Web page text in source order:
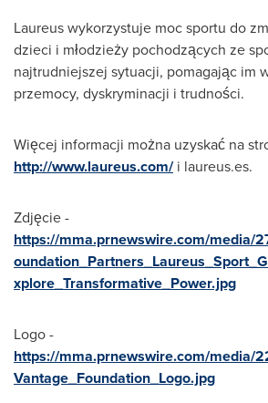
Laureus wykorzystuje moc sportu do
dzieci i młodzieży pochodzących ze
najtrudniejszej sytuacji, pomagając im
przemocy, dyskryminacji i trudności.
Więcej informacji można uzyskać na
http://www.laureus.com/i laureus.es.
Zdjęcie -
https://mma.prnewswire.com/media/
xplore_Transformative_Power.jpg
Logo -
https://mma.prnewswire.com/media/
Vantage_Foundation_Logo.jpg